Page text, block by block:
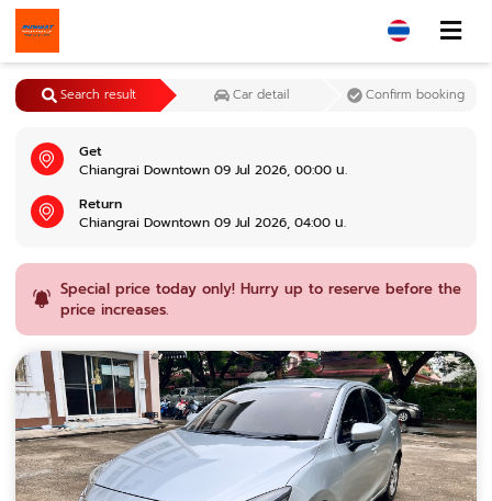
Get
Chiangrai Downtown 09 Jul 2026, 00:00 น.
Return
Chiangrai Downtown 09 Jul 2026, 04:00 น.
Search result Car detail Confirm booking
Special price today only! Hurry up to reserve before the
price increases.